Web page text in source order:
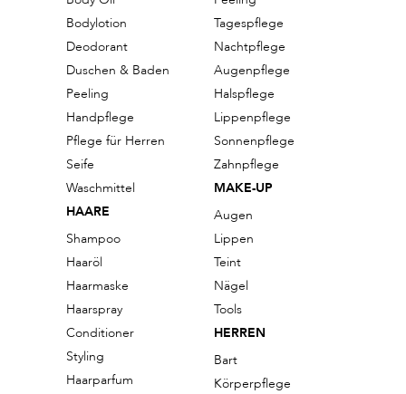
Bodylotion
Deodorant
Duschen & Baden
Peeling
Handpflege
Pflege für Herren
Seife
Waschmittel
HAARE
Shampoo
Haaröl
Haarmaske
Haarspray
Conditioner
Styling
Haarparfum
Tagespflege
Nachtpflege
Augenpflege
Halspflege
Lippenpflege
Sonnenpflege
Zahnpflege
MAKE-UP
Augen
Lippen
Teint
Nägel
Tools
HERREN
Bart
Körperpflege